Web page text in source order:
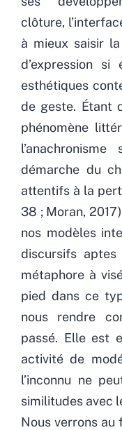
clôture,
à mieux saisir
d’expression si
esthétiques
de geste. Étant
phénomène
démarche du
attentifs à la
38 ; Moran,
nos modèles
discursifs
métaphore à
pied dans ce
nous rendre
passé. Elle est
activité de
l’inconnu ne
similitudes avec
Nous verrons au